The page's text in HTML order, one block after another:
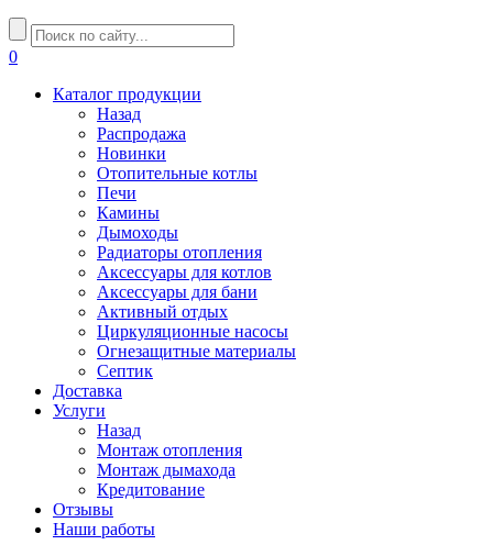
0
Каталог продукции
Назад
Распродажа
Новинки
Отопительные котлы
Печи
Камины
Дымоходы
Радиаторы отопления
Аксессуары для котлов
Аксессуары для бани
Активный отдых
Циркуляционные насосы
Огнезащитные материалы
Септик
Доставка
Услуги
Назад
Монтаж отопления
Монтаж дымахода
Кредитование
Отзывы
Наши работы